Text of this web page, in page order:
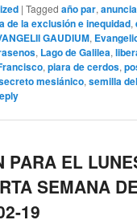
|Tagged año par,
de la exclusión e inequidad,
GAUDIUM,
, Lago de Galilea,
,piara de cerdos,
mesiánico,semilla
PARA EL
SEMANA
19